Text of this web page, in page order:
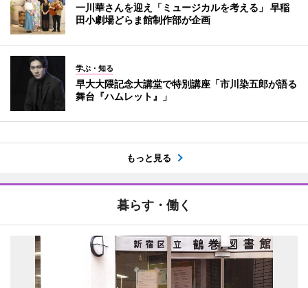
一川華さんを迎え「ミュージカルを考える」 早稲
田小劇場どらま館制作部が企画
学ぶ・知る
早大大隈記念大講堂で特別講座「市川染五郎が語る
舞台『ハムレット』」
もっと見る
暮らす・働く